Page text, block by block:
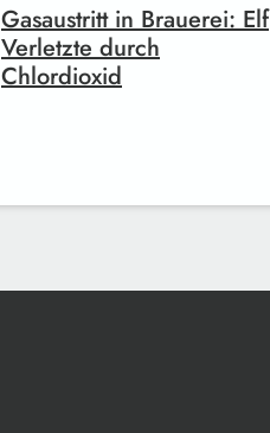
Gasaustritt in Brauerei: Elf
Verletzte durch
Chlordioxid